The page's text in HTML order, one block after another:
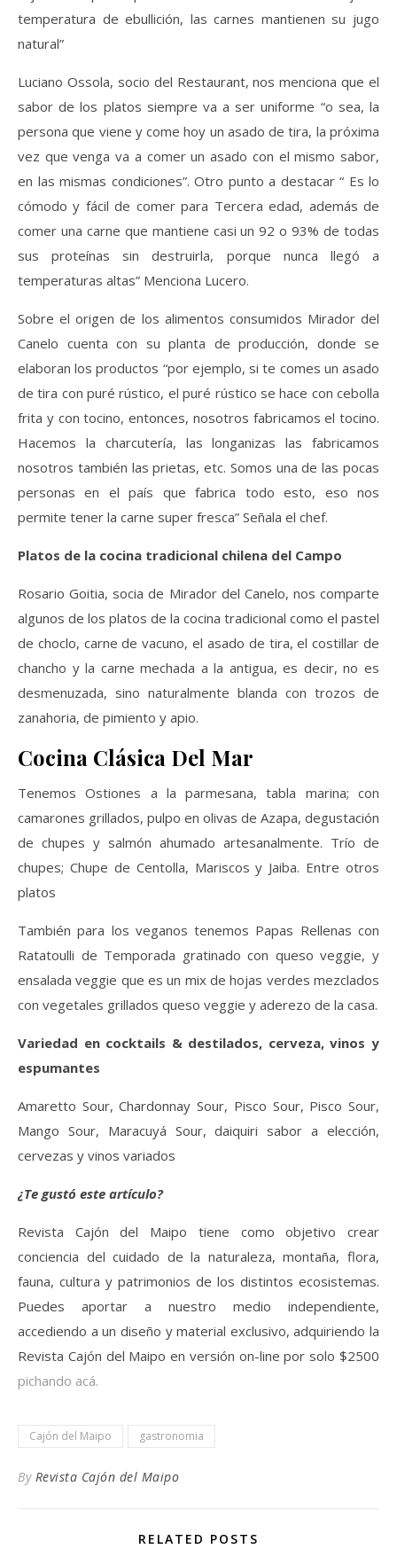
temperatura de ebullición, las carnes mantienen su jugo
natural”
Luciano Ossola, socio del Restaurant, nos menciona que el
sabor de los platos siempre va a ser uniforme “o sea, la
persona que viene y come hoy un asado de tira, la próxima
vez que venga va a comer un asado con el mismo sabor,
en las mismas condiciones”. Otro punto a destacar “ Es lo
cómodo y fácil de comer para Tercera edad, además de
comer una carne que mantiene casi un 92 o 93% de todas
sus proteínas sin destruirla, porque nunca llegó a
temperaturas altas” Menciona Lucero.
Sobre el origen de los alimentos consumidos Mirador del
Canelo cuenta con su planta de producción, donde se
elaboran los productos “por ejemplo, si te comes un asado
de tira con puré rústico, el puré rústico se hace con cebolla
frita y con tocino, entonces, nosotros fabricamos el tocino.
Hacemos la charcutería, las longanizas las fabricamos
nosotros también las prietas, etc. Somos una de las pocas
personas en el país que fabrica todo esto, eso nos
permite tener la carne super fresca” Señala el chef.
Platos de la cocina tradicional chilena del Campo
Rosario Goitia, socia de Mirador del Canelo, nos comparte
algunos de los platos de la cocina tradicional como el pastel
de choclo, carne de vacuno, el asado de tira, el costillar de
chancho y la carne mechada a la antigua, es decir, no es
desmenuzada, sino naturalmente blanda con trozos de
zanahoria, de pimiento y apio.
Cocina Clásica Del Mar
Tenemos Ostiones a la parmesana, tabla marina; con
camarones grillados, pulpo en olivas de Azapa, degustación
de chupes y salmón ahumado artesanalmente. Trío de
chupes; Chupe de Centolla, Mariscos y Jaiba. Entre otros
platos
También para los veganos tenemos Papas Rellenas con
Ratatoulli de Temporada gratinado con queso veggie, y
ensalada veggie que es un mix de hojas verdes mezclados
con vegetales grillados queso veggie y aderezo de la casa.
Variedad en cocktails & destilados, cerveza, vinos y
espumantes
Amaretto Sour, Chardonnay Sour, Pisco Sour, Pisco Sour,
Mango Sour, Maracuyá Sour, daiquiri sabor a elección,
cervezas y vinos variados
¿Te gustó este artículo?
Revista Cajón del Maipo tiene como objetivo crear
conciencia del cuidado de la naturaleza, montaña, flora,
fauna, cultura y patrimonios de los distintos ecosistemas.
Puedes aportar a nuestro medio independiente,
accediendo a un diseño y material exclusivo, adquiriendo la
Revista Cajón del Maipo en versión on-line por solo $2500
pichando acá.
Cajón del Maipo gastronomia
By Revista Cajón del Maipo
RELATED POSTS